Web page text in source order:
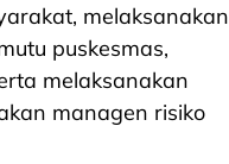
melaksanakan
puskesmas,
melaksanakan
managen risiko